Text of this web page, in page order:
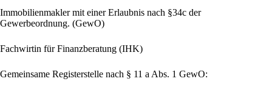
Immobilienmakler mit einer Erlaubnis nach §34c der
Gewerbeordnung. (GewO)
Fachwirtin für Finanzberatung (IHK)
Gemeinsame Registerstelle nach § 11 a Abs. 1 GewO: